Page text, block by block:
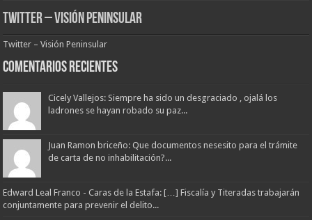
Twitter – Visión Peninsular
Twitter – Visión Peninsular
Comentarios Recientes
Cicely Vallejos: Siempre ha sido un desgraciado , ojalá los
ladrones se hayan robado su paz...
Juan Ramon briceño: Que documentos nesesito para el trámite
de carta de no inhabilitación?...
Edward Leal Franco - Caras de la Estafa: […] Fiscalía y Titeradas trabajarán
conjuntamente para prevenir el delito...